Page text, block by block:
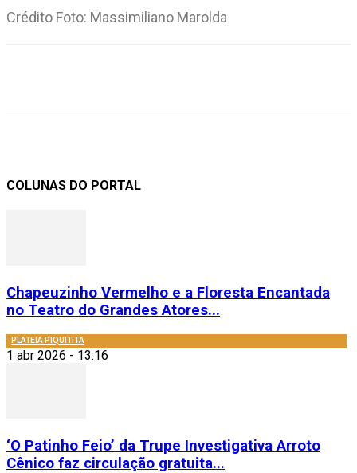
Crédito Foto: Massimiliano Marolda
COLUNAS DO PORTAL
Chapeuzinho Vermelho e a Floresta Encantada
no Teatro do Grandes Atores...
PLATEIA PIQUITITA
1 abr 2026 - 13:16
‘O Patinho Feio’ da Trupe Investigativa Arroto
Cênico faz circulação gratuita...